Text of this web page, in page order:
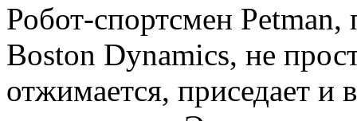
Робот-спортсмен
Boston Dynamics, не
отжимается, приседает и